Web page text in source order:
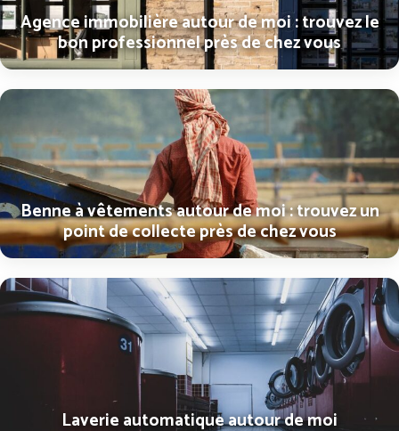
Agence immobilière autour de moi : trouvez le
bon professionnel près de chez vous
Benne à vêtements autour de moi : trouvez un
point de collecte près de chez vous
Laverie automatique autour de moi